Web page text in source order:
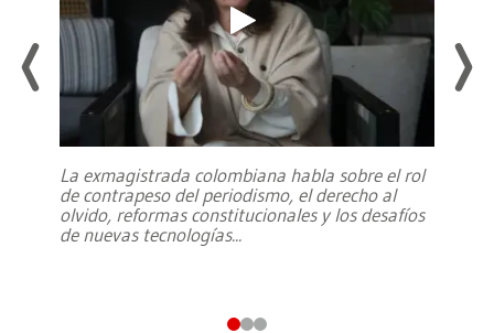
La exmagistrada colombiana habla sobre el rol
de contrapeso del periodismo, el derecho al
olvido, reformas constitucionales y los desafíos
de nuevas tecnologías...